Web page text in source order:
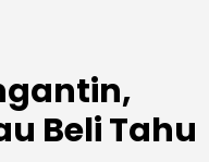
Beli Tahu